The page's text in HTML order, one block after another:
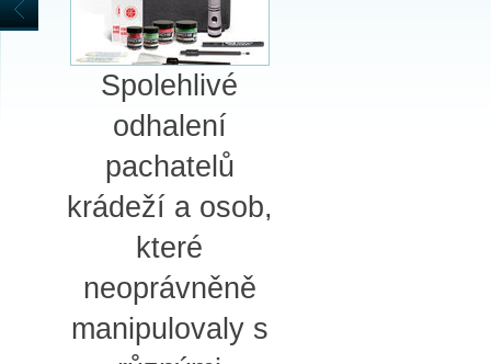
Spolehlivé
odhalení
pachatelů
krádeží a osob,
které
neoprávněně
manipulovaly s